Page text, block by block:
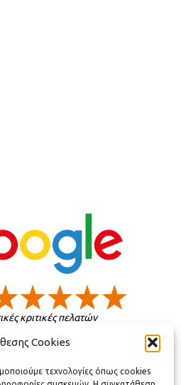
Cookies
τεχνολογίες όπως cookies
κριτικές πελατών